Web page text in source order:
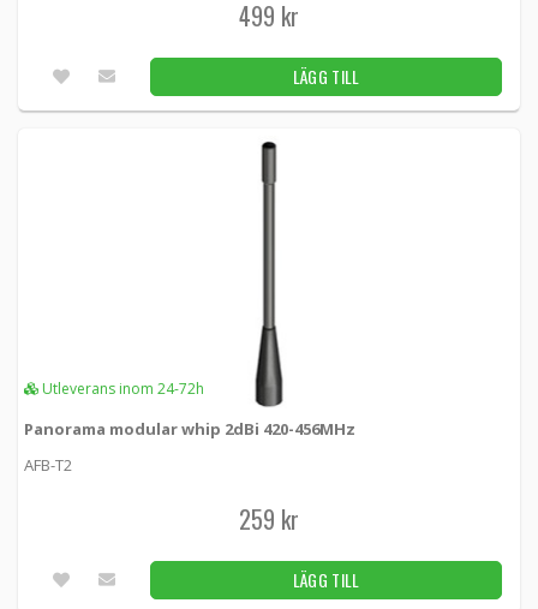
499 kr
LÄGG TILL
Utleverans inom 24-72h
Panorama modular whip 2dBi 420-456MHz
AFB-T2
259 kr
LÄGG TILL